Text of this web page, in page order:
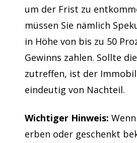
um der Frist zu
müssen Sie nämlich
in Höhe von bis zu 50
Gewinns zahlen. Sollte
zutreffen, ist der
eindeutig von Nachteil.
Wichtiger Hinweis:
erben oder geschenkt